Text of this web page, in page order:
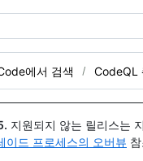
에서 검색 CodeQL
. 지원되지 않는 릴리스는
이드 프로세스의 오버뷰